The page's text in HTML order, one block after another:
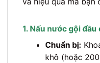
1. Nấu nước gội
Chuẩn bị:
khô (hoặc